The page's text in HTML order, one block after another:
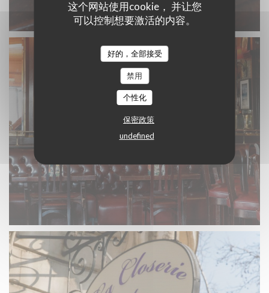
这个网站使用cookie， 并让您
可以控制想要激活的内容。
好的，全部接受
禁用
个性化
保密政策
undefined